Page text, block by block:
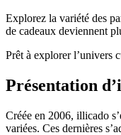
Explorez la variété des
de cadeaux deviennent
Prêt à explorer l’univers
Présentation
Créée en 2006, illicado
variées. Ces dernières